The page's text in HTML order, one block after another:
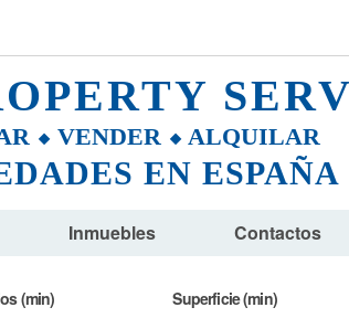
⬥ VENDER ⬥ ALQUILAR
EN ESPAÑA
Inmuebles Contactos
(min) Superficie (min)